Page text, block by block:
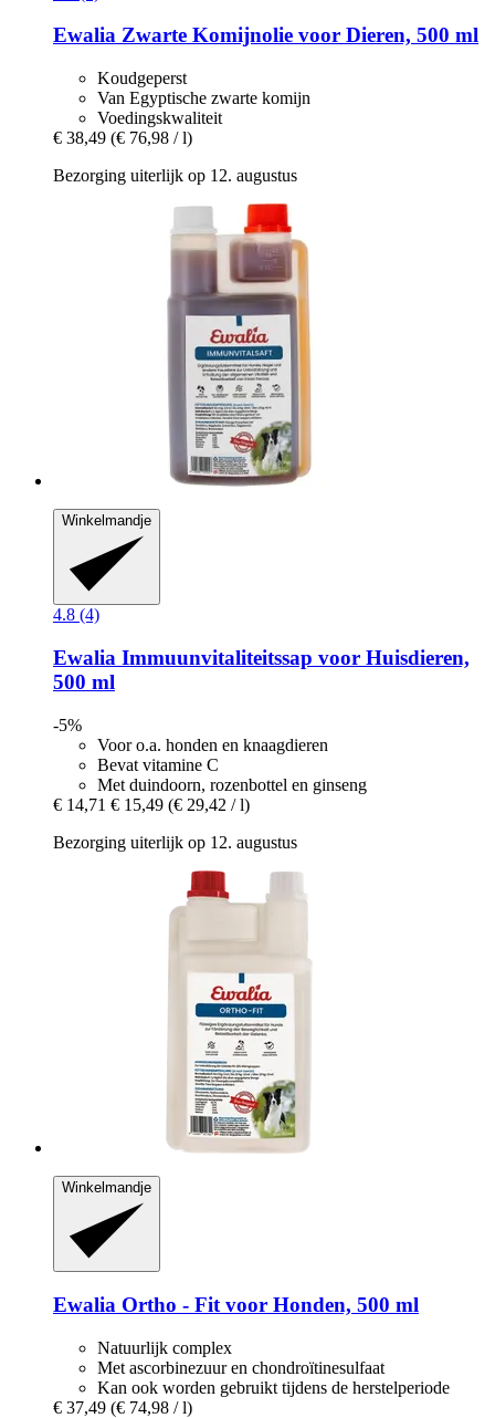
Ewalia Zwarte Komijnolie voor Dieren, 500 ml
Koudgeperst
Van Egyptische zwarte komijn
Voedingskwaliteit
€ 38,49 (€ 76,98 / l)
Bezorging uiterlijk op 12. augustus
Winkelmandje
4.8 (4)
Ewalia Immuunvitaliteitssap voor Huisdieren,
500 ml
-5%
Voor o.a. honden en knaagdieren
Bevat vitamine C
Met duindoorn, rozenbottel en ginseng
€ 14,71 € 15,49 (€ 29,42 / l)
Bezorging uiterlijk op 12. augustus
Winkelmandje
Ewalia Ortho -​ Fit voor Honden, 500 ml
Natuurlijk complex
Met ascorbinezuur en chondroïtinesulfaat
Kan ook worden gebruikt tijdens de herstelperiode
€ 37,49 (€ 74,98 / l)